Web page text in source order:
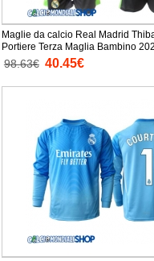
Maglie da calcio Real Madrid
Portiere Terza Maglia Bambino
Lunga + Pantaloni corti)
98.63€ 40.45€